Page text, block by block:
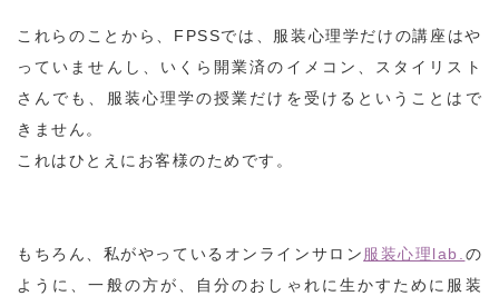
これらのことから、FPSSでは、服装心理学だけの講座はや
っていませんし、いくら開業済のイメコン、スタイリスト
さんでも、服装心理学の授業だけを受けるということはで
きません。
これはひとえにお客様のためです。
もちろん、私がやっているオンラインサロン服装心理lab. の
ように、一般の方が、自分のおしゃれに生かすために服装